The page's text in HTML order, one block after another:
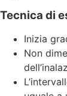
Tecnica di
Inizia
Non